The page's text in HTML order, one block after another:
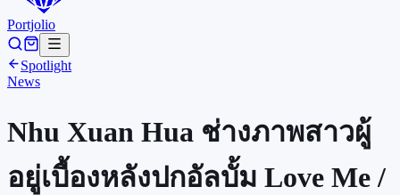
Portjolio
Spotlight
News
Nhu Xuan Hua ช่างภาพสาวผู้
อยู่เบื้องหลังปกอัลบั้ม Love Me /